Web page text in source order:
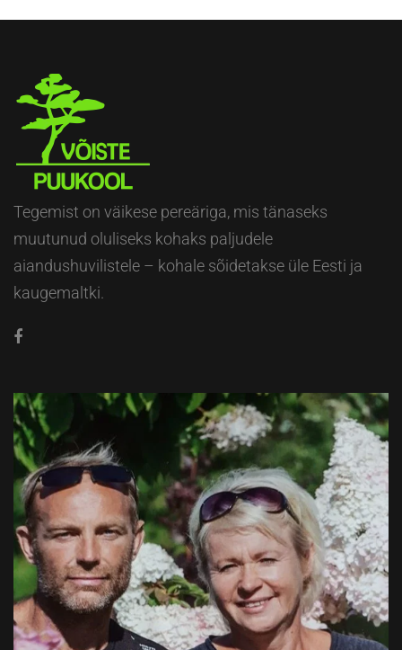
Tegemist on väikese pereäriga, mis tänaseks
muutunud oluliseks kohaks paljudele
aiandushuvilistele – kohale sõidetakse üle Eesti ja
kaugemaltki.